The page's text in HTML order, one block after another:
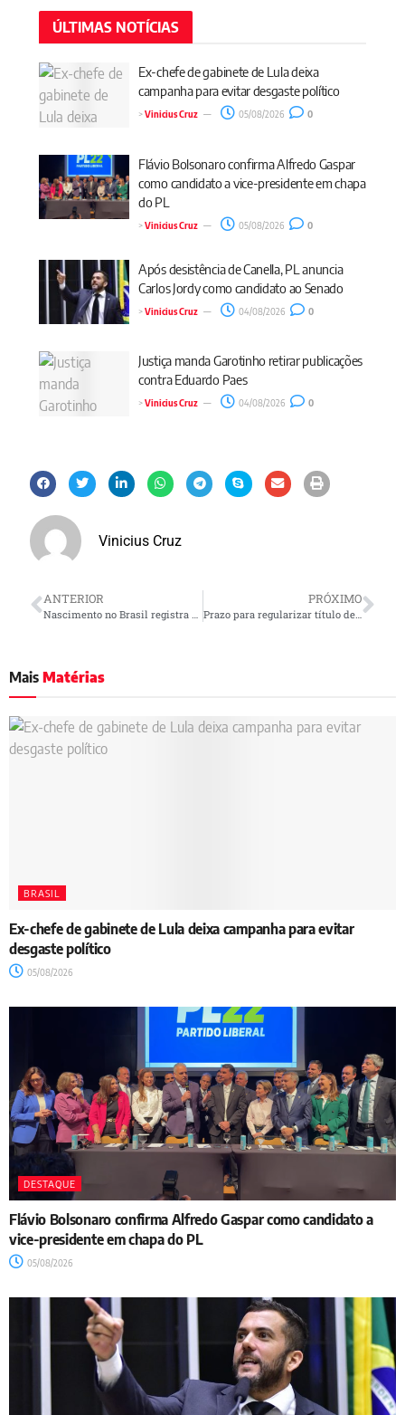
ÚLTIMAS NOTÍCIAS
Ex-chefe de gabinete de Lula deixa
campanha para evitar desgaste político
>Vinicius Cruz 05/08/2026 0
Flávio Bolsonaro confirma Alfredo Gaspar
como candidato a vice-presidente em chapa
do PL
>Vinicius Cruz 05/08/2026 0
Após desistência de Canella, PL anuncia
Carlos Jordy como candidato ao Senado
>Vinicius Cruz 04/08/2026 0
Justiça manda Garotinho retirar publicações
contra Eduardo Paes
>Vinicius Cruz 04/08/2026 0
Vinicius Cruz
ANTERIOR PRÓXIMO
Prazo para regularizar título de eleitor termina em 19 hoje, segunda
Mais Matérias
BRASIL
Ex-chefe de gabinete de Lula deixa campanha para evitar
desgaste político
05/08/2026
DESTAQUE
Flávio Bolsonaro confirma Alfredo Gaspar como candidato a
vice-presidente em chapa do PL
05/08/2026